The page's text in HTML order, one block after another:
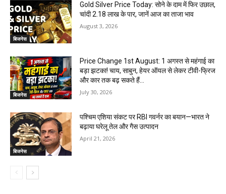
बिजनेस
Gold Silver Price Today: सोने के दाम में फिर उछाल,
चांदी ₹2.18 लाख के पार, जानें आज का ताजा भाव
August 3, 2026
बिजनेस
Price Change 1st August: 1 अगस्त से महंगाई का
बड़ा झटका! चाय, साबुन, हेयर ऑयल से लेकर टीवी-फ्रिज
और कार तक बढ़ सकते हैं...
July 30, 2026
बिजनेस
पश्चिम एशिया संकट पर RBI गवर्नर का बयान—भारत ने
बढ़ाया घरेलू तेल और गैस उत्पादन
April 21, 2026